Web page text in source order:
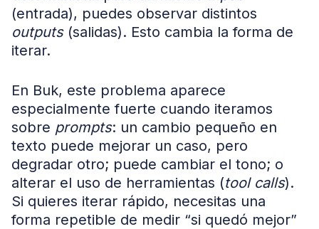
(entrada), puedes observar distintos
outputs(salidas). Esto cambia la forma de
iterar.
En Buk, este problema aparece
especialmente fuerte cuando iteramos
sobre prompts: un cambio pequeño en
texto puede mejorar un caso, pero
degradar otro; puede cambiar el tono; o
alterar el uso de herramientas (tool calls).
Si quieres iterar rápido, necesitas una
forma repetible de medir “si quedó mejor”